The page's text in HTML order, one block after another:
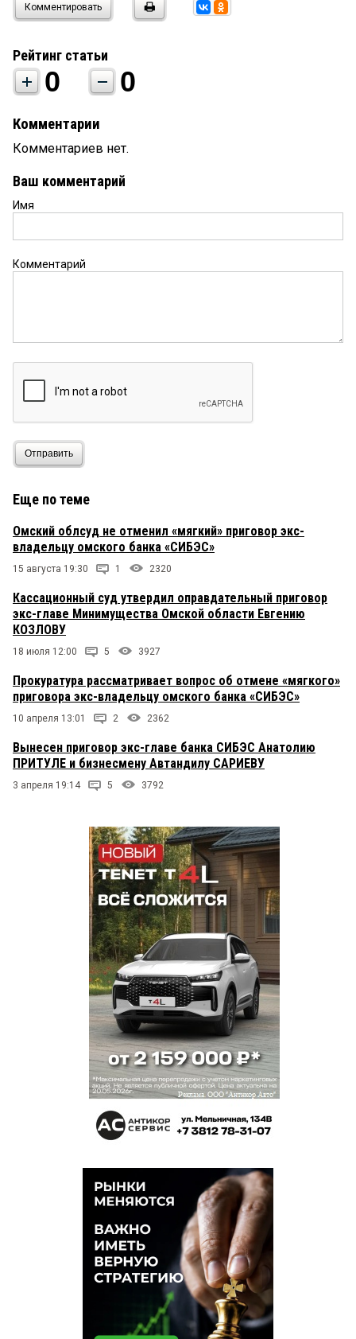
Комментировать
Рейтинг статьи
0 0
Комментарии
Комментариев нет.
Ваш комментарий
Имя
Комментарий
Отправить
Еще по теме
Омский облсуд не отменил «мягкий» приговор экс-
владельцу омского банка «СИБЭС»
15 августа 19:30 1 2320
Кассационный суд утвердил оправдательный приговор
экс-главе Минимущества Омской области Евгению
КОЗЛОВУ
18 июля 12:00 5 3927
Прокуратура рассматривает вопрос об отмене «мягкого»
приговора экс-владельцу омского банка «СИБЭС»
10 апреля 13:01 2 2362
Вынесен приговор экс-главе банка СИБЭС Анатолию
ПРИТУЛЕ и бизнесмену Автандилу САРИЕВУ
3 апреля 19:14 5 3792